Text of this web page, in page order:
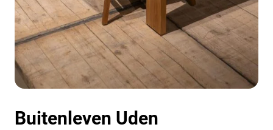
Buitenleven Uden